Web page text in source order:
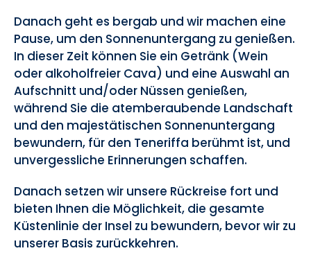
Danach geht es bergab und wir machen eine
Pause, um den Sonnenuntergang zu genießen.
In dieser Zeit können Sie ein Getränk (Wein
oder alkoholfreier Cava) und eine Auswahl an
Aufschnitt und/oder Nüssen genießen,
während Sie die atemberaubende Landschaft
und den majestätischen Sonnenuntergang
bewundern, für den Teneriffa berühmt ist, und
unvergessliche Erinnerungen schaffen.
Danach setzen wir unsere Rückreise fort und
bieten Ihnen die Möglichkeit, die gesamte
Küstenlinie der Insel zu bewundern, bevor wir zu
unserer Basis zurückkehren.